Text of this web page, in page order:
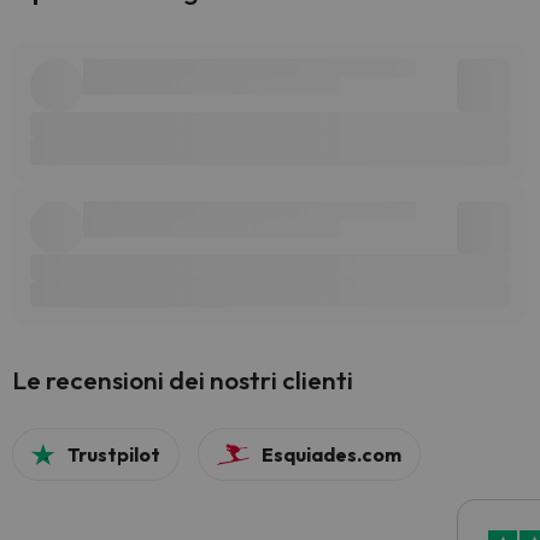
Le recensioni dei nostri clienti
Trustpilot Esquiades.com